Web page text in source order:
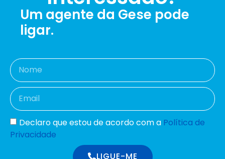
Um agente da Gese pode
ligar.
Declaro que estou de acordo com a Política de
Privacidade
LIGUE-ME